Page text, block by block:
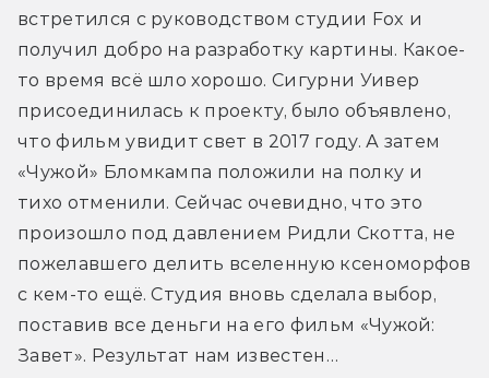
встретился с руководством студии Fox и
получил добро на разработку картины. Какое-
то время всё шло хорошо. Сигурни Уивер
присоединилась к проекту, было объявлено,
что фильм увидит свет в 2017 году. А затем
«Чужой» Бломкампа положили на полку и
тихо отменили. Сейчас очевидно, что это
произошло под давлением Ридли Скотта, не
пожелавшего делить вселенную ксеноморфов
с кем-то ещё. Студия вновь сделала выбор,
поставив все деньги на его фильм «Чужой:
Завет». Результат нам известен…